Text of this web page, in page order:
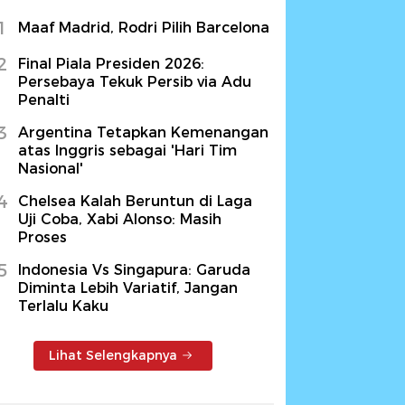
Maaf Madrid, Rodri Pilih Barcelona
Final Piala Presiden 2026:
Persebaya Tekuk Persib via Adu
Penalti
Argentina Tetapkan Kemenangan
atas Inggris sebagai 'Hari Tim
Nasional'
Chelsea Kalah Beruntun di Laga
Uji Coba, Xabi Alonso: Masih
Proses
Indonesia Vs Singapura: Garuda
Diminta Lebih Variatif, Jangan
Terlalu Kaku
Lihat Selengkapnya